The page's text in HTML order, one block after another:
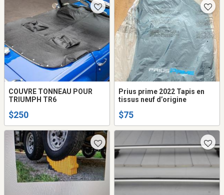
COUVRE TONNEAU POUR
TRIUMPH TR6
$250
Prius prime 2022 Tapis en
tissus neuf d’origine
$75